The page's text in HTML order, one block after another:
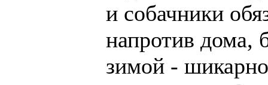
и собачники
напротив дома,
зимой -